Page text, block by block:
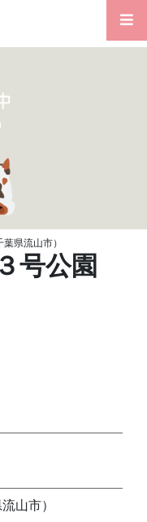
県流山市）
号公園
山市）